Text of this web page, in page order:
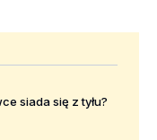
siada się z tyłu?